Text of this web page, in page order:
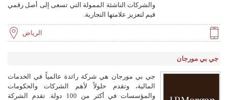
والشركات الناشئة الممولة التي تسعى إلى أصل رقمي
قيم لتعزيز علامتها التجارية.
الرياض
جي بي مورجان
جي بي مورجان هي شركة رائدة عالمياً في الخدمات
المالية، وتقدم حلولاً لأهم الشركات والحكومات
والمؤسسات في أكثر من 100 دولة. تقدم الشركة